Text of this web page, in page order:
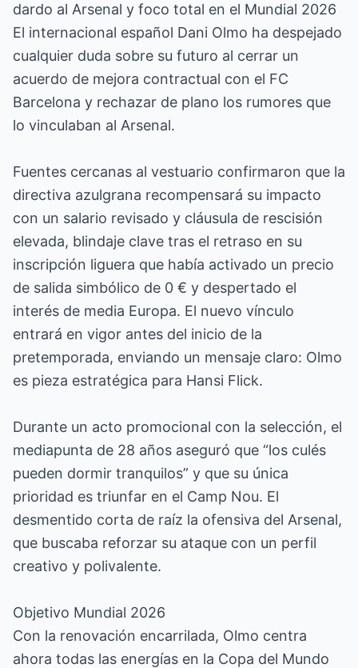
dardo al Arsenal y foco total en el Mundial 2026
El internacional español Dani Olmo ha despejado
cualquier duda sobre su futuro al cerrar un
acuerdo de mejora contractual con el FC
Barcelona y rechazar de plano los rumores que
lo vinculaban al Arsenal.
Fuentes cercanas al vestuario confirmaron que la
directiva azulgrana recompensará su impacto
con un salario revisado y cláusula de rescisión
elevada, blindaje clave tras el retraso en su
inscripción liguera que había activado un precio
de salida simbólico de 0 € y despertado el
interés de media Europa. El nuevo vínculo
entrará en vigor antes del inicio de la
pretemporada, enviando un mensaje claro: Olmo
es pieza estratégica para Hansi Flick.
Durante un acto promocional con la selección, el
mediapunta de 28 años aseguró que “los culés
pueden dormir tranquilos” y que su única
prioridad es triunfar en el Camp Nou. El
desmentido corta de raíz la ofensiva del Arsenal,
que buscaba reforzar su ataque con un perfil
creativo y polivalente.
Objetivo Mundial 2026
Con la renovación encarrilada, Olmo centra
ahora todas las energías en la Copa del Mundo